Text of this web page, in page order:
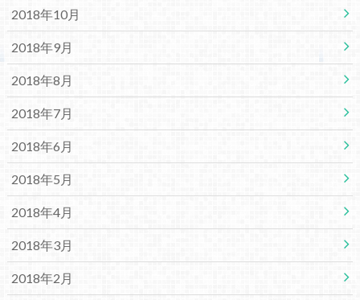
2018年10月
2018年9月
2018年8月
2018年7月
2018年6月
2018年5月
2018年4月
2018年3月
2018年2月